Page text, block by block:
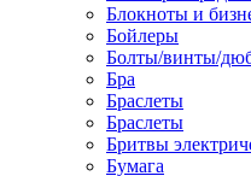
Блокноты и
Бойлеры
Болты/винты/
Бра
Браслеты
Браслеты
Бритвы
Бумага